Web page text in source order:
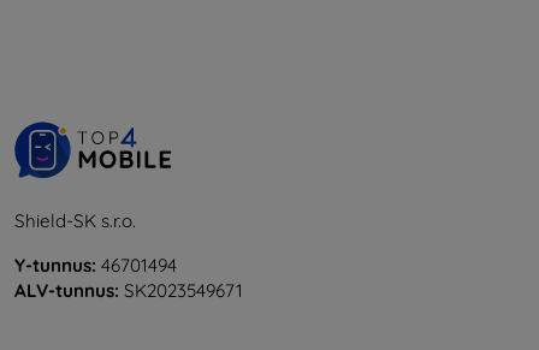
Shield-SK s.r.o.
Y-tunnus: 46701494
ALV-tunnus: SK2023549671